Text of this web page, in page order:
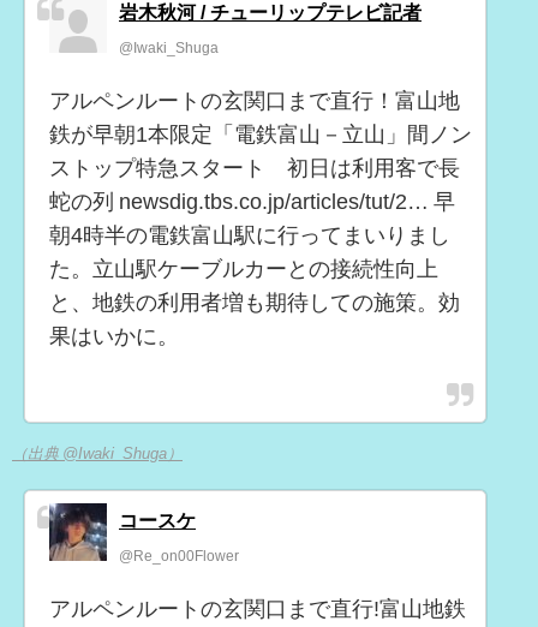
岩木秋河 / チューリップテレビ記者
@Iwaki_Shuga
アルペンルートの玄関口まで直行！富山地
鉄が早朝1本限定「電鉄富山－立山」間ノン
ストップ特急スタート 初日は利用客で長
蛇の列 newsdig.tbs.co.jp/articles/tut/2… 早
朝4時半の電鉄富山駅に行ってまいりまし
た。立山駅ケーブルカーとの接続性向上
と、地鉄の利用者増も期待しての施策。効
果はいかに。
（出典 @Iwaki_Shuga）
コースケ
@Re_on00Flower
アルペンルートの玄関口まで直行!富山地鉄